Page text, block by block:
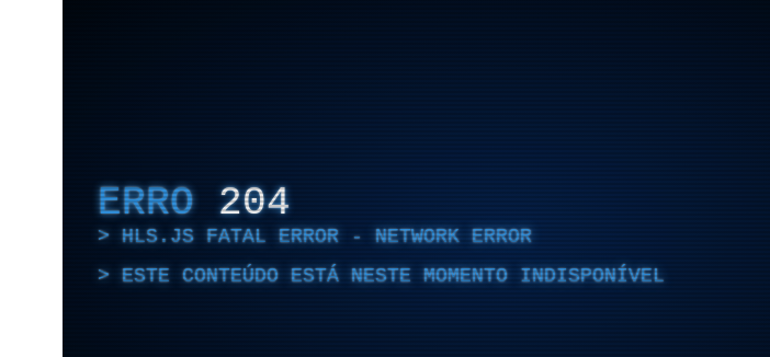
ERRO 204
HLS.JS FATAL ERROR - NETWORK ERROR
ESTE CONTEÚDO ESTÁ NESTE MOMENTO INDISPONÍVEL